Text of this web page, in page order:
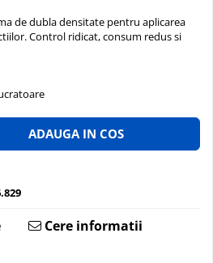
de dubla densitate pentru aplicarea
Control ridicat, consum redus si
ADAUGA IN COS
Cere informatii